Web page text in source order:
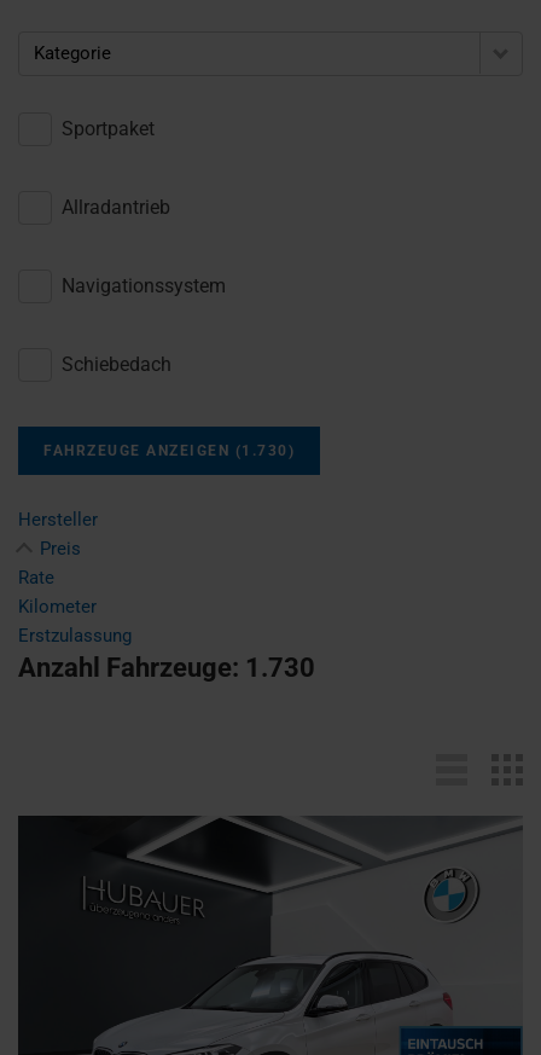
Kategorie
Sportpaket
Allradantrieb
Navigationssystem
Schiebedach
FAHRZEUGE ANZEIGEN (1.730 )
Hersteller
Preis
Rate
Kilometer
Erstzulassung
Anzahl Fahrzeuge: 1.730